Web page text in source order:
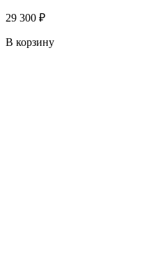
29 300 ₽
В корзину